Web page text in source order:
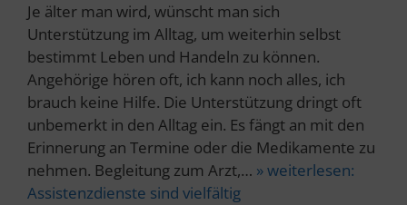
Je älter man wird, wünscht man sich
Unterstützung im Alltag, um weiterhin selbst
bestimmt Leben und Handeln zu können.
Angehörige hören oft, ich kann noch alles, ich
brauch keine Hilfe. Die Unterstützung dringt oft
unbemerkt in den Alltag ein. Es fängt an mit den
Erinnerung an Termine oder die Medikamente zu
nehmen. Begleitung zum Arzt,… » weiterlesen:
Assistenzdienste sind vielfältig